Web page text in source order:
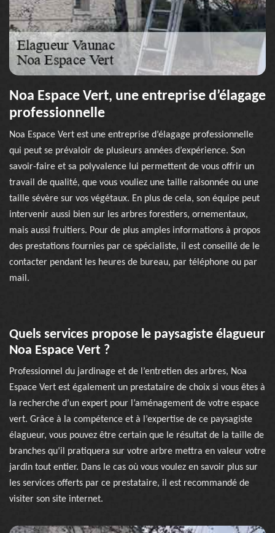
Noa Espace Vert, une entreprise d’élagage
professionnelle
Noa Espace Vert est une entreprise d’élagage professionnelle
qui peut se prévaloir de plusieurs années d’expérience. Son
savoir-faire et sa polyvalence lui permettent de vous offrir un
travail de qualité, que vous vouliez une taille raisonnée ou une
taille sévère sur vos végétaux. En plus de cela, son équipe peut
intervenir aussi bien sur les arbres forestiers, ornementaux,
mais aussi fruitiers. Pour de plus amples informations à propos
des prestations fournies par ce spécialiste, il est conseillé de le
contacter pendant les heures de bureau, par téléphone ou par
mail.
Quels services propose le paysagiste élagueur
Noa Espace Vert ?
Professionnel du jardinage et de l’entretien des arbres, Noa
Espace Vert est également un prestataire de choix si vous êtes à
la recherche d’un expert pour l’aménagement de votre espace
vert. Grâce à la compétence et à l’expertise de ce paysagiste
élagueur, vous pouvez être certain que le résultat de la taille de
branches qu’il pratiquera sur votre arbre mettra en valeur votre
jardin tout entier. Dans le cas où vous voulez en savoir plus sur
les services offerts par ce prestataire, il est recommandé de
visiter son site internet.